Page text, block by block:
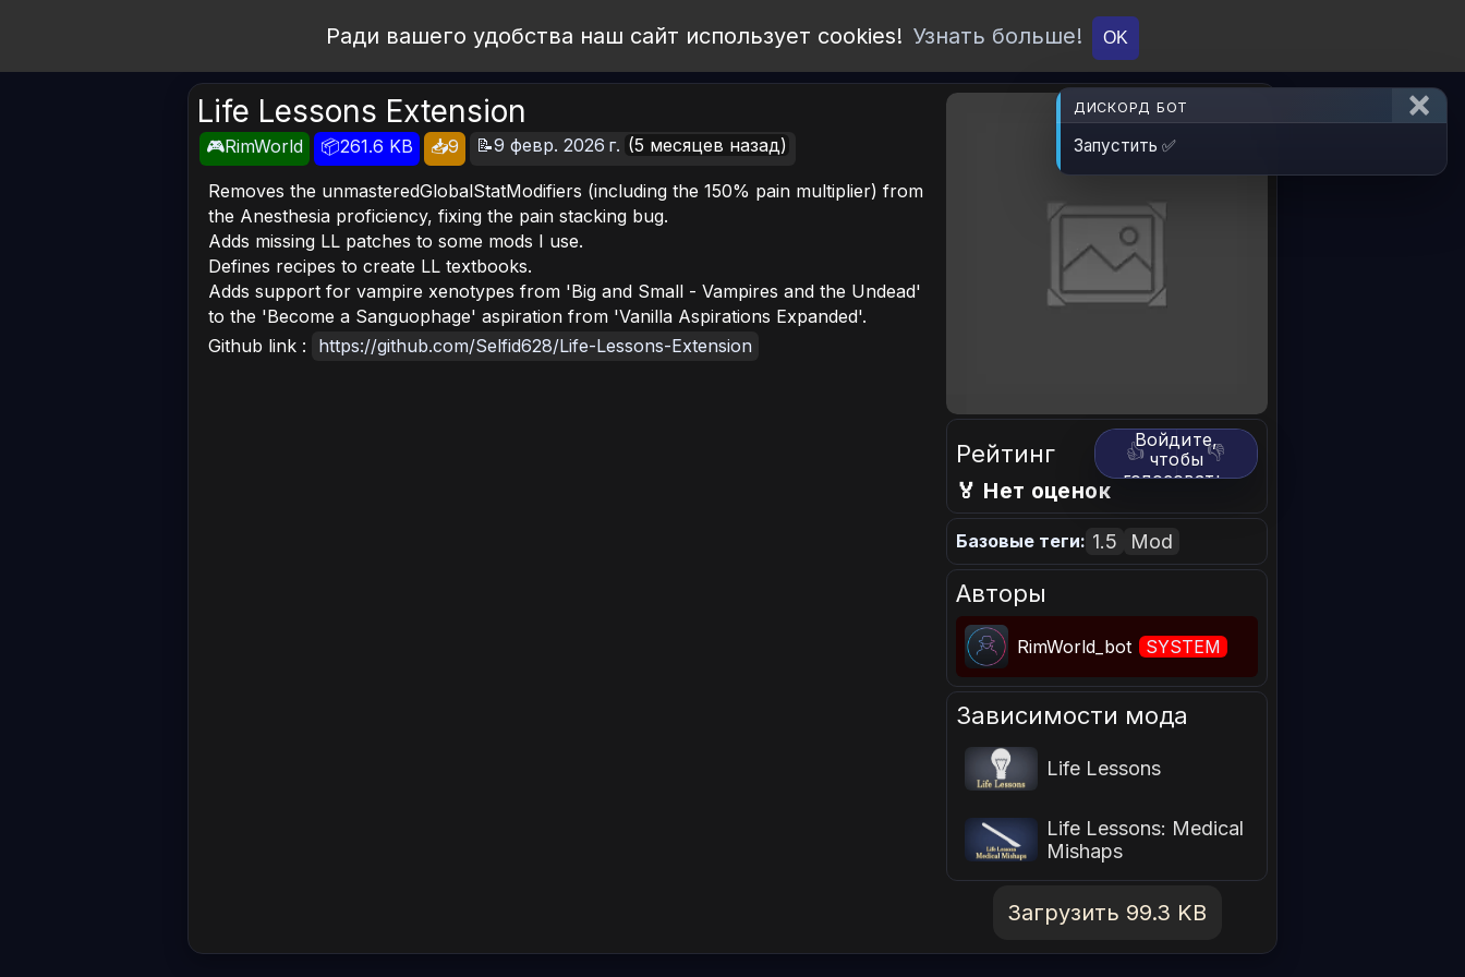
Ради вашего удобства наш сайт использует cookies! Узнать больше! OK
Life Lessons Extension
🎮RimWorld 📦261.6 KB 📥9 📝9 февр. 2026 г. (5 месяцев назад)
Removes the unmasteredGlobalStatModifiers (including the 150% pain multiplier) from
the Anesthesia proficiency, fixing the pain stacking bug.
Adds missing LL patches to some mods I use.
Defines recipes to create LL textbooks.
Adds support for vampire xenotypes from 'Big and Small - Vampires and the Undead'
to the 'Become a Sanguophage' aspiration from 'Vanilla Aspirations Expanded'.
Github link :
https://github.com/Selfid628/Life-Lessons-Extension
Рейтинг 👍 👎
Войдите,
чтобы
голосовать.
🏅 Нет оценок
Базовые теги: 1.5 Mod
Авторы
RimWorld_bot SYSTEM
Зависимости мода
Life Lessons
Life Lessons: Medical
Mishaps
Загрузить 99.3 KB
ДИСКОРД БОТ
Запустить ✅